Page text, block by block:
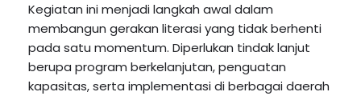
Kegiatan ini menjadi langkah awal dalam
membangun gerakan literasi yang tidak berhenti
pada satu momentum. Diperlukan tindak lanjut
berupa program berkelanjutan, penguatan
kapasitas, serta implementasi di berbagai daerah